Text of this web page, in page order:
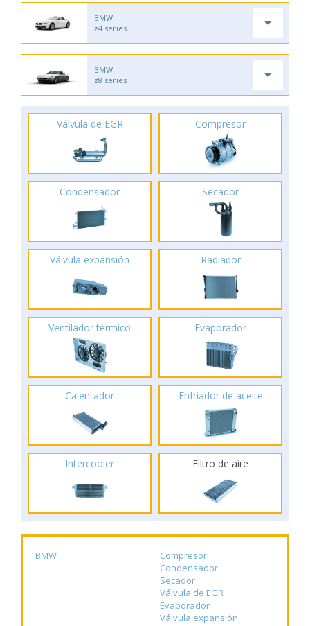
BMW
z4 series
BMW
z8 series
Válvula de EGR Compresor
Condensador Secador
Válvula expansión Radiador
Ventilador térmico Evaporador
Calentador Enfriador de aceite
Intercooler Filtro de aire
BMW
Compresor
Condensador
Secador
Válvula de EGR
Evaporador
Válvula expansión